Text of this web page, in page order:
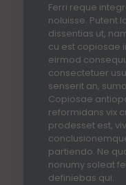
Ferri reque
noluisse. Putent
dissentias ut,
cu est copiosae
eirmod
consectetuer
senserit an,
Copiosae
reformidans vix
prodesset est,
partiendo. Ne
nonumy soleat
definiebas qui.